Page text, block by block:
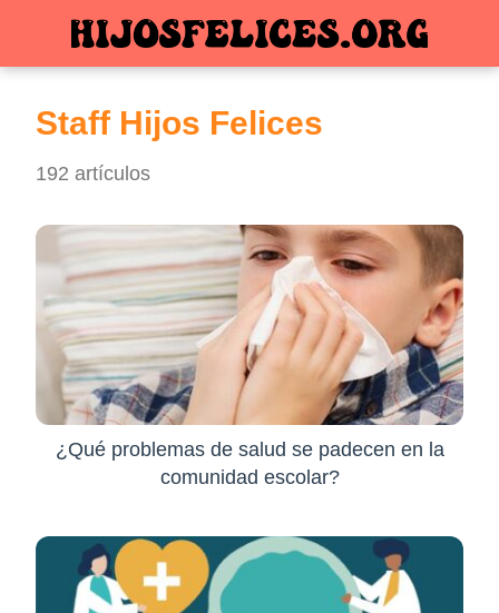
Staff Hijos Felices
192 artículos
¿Qué problemas de salud se padecen en la
comunidad escolar?